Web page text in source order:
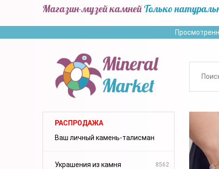
Магазин-музей камней Только
РАСПРОДАЖА
Ваш личный камень-талисман
Украшения из камня 8562